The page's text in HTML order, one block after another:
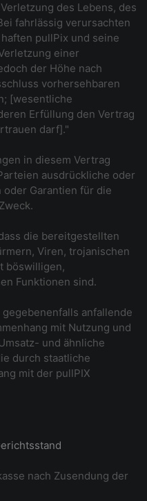
des Lebens, des
fahrlässig verursachten
pullPix und seine
einer
der Höhe nach
vorhersehbaren
[wesentliche
Erfüllung den Vertrag
darf]."
in diesem Vertrag
ausdrückliche oder
Garantien für die
die bereitgestellten
Viren, trojanischen
böswilligen,
Funktionen sind.
anfallende
mit Nutzung und
und ähnliche
durch staatliche
mit der pullPIX
nach Zusendung der